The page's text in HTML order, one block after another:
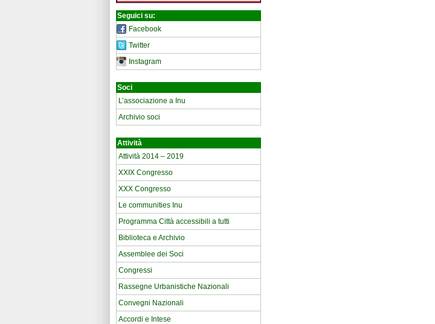
Seguici su:
Facebook
Twitter
Instagram
Soci
L’associazione a Inu
Archivio soci
Attività
Attività 2014 – 2019
XXIX Congresso
XXX Congresso
Le communities Inu
Programma Città accessibili a tutti
Biblioteca e Archivio
Assemblee dei Soci
Congressi
Rassegne Urbanistiche Nazionali
Convegni Nazionali
Accordi e Intese